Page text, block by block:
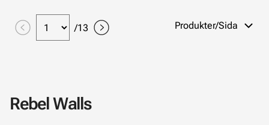
/13 Produkter/Sida
Rebel Walls